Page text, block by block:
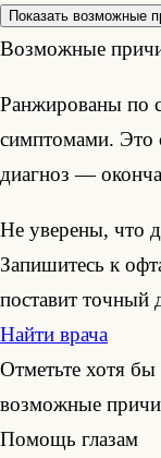
Показать возможные
Возможные
Ранжированы по
симптомами. Это
диагноз —
Не уверены, что
Запишитесь к
поставит точный
Найти врача
Отметьте хотя
возможные
Помощь глазам